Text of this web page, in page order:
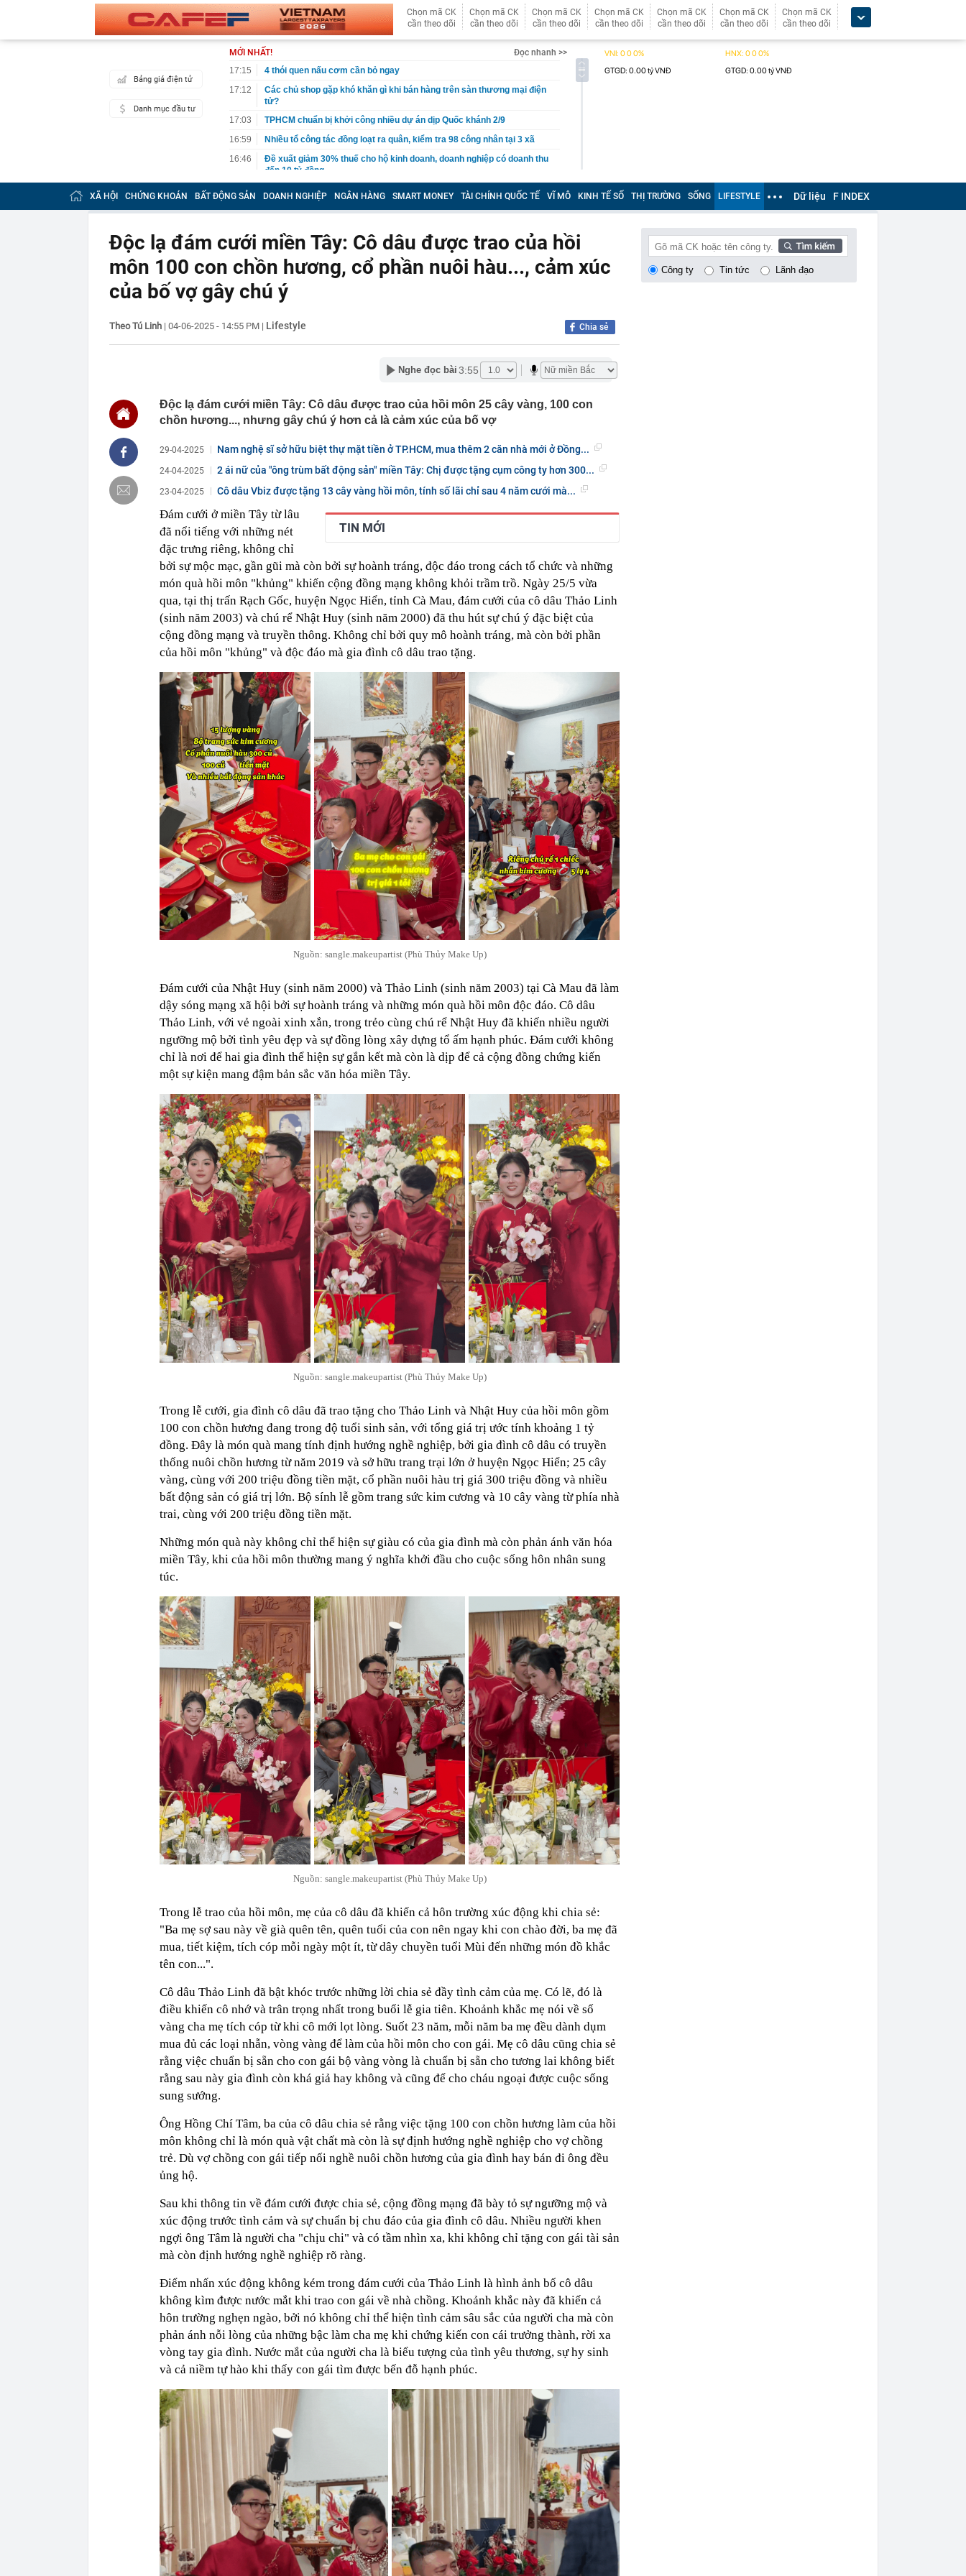
Chọn mã CK
cần theo dõi
Chọn mã CK
cần theo dõi
Chọn mã CK
cần theo dõi
Chọn mã CK
cần theo dõi
Chọn mã CK
cần theo dõi
Chọn mã CK
cần theo dõi
Chọn mã CK
cần theo dõi
Bảng giá điện tử
Danh mục đầu tư
MỚI NHẤT!
Đọc nhanh >>
17:15
4 thói quen nấu cơm cần bỏ ngay
17:12
Các chủ shop gặp khó khăn gì khi bán hàng trên sàn thương mại điện
tử?
17:03
TPHCM chuẩn bị khởi công nhiều dự án dịp Quốc khánh 2/9
16:59
Nhiều tổ công tác đồng loạt ra quân, kiểm tra 98 công nhân tại 3 xã
16:46
Đề xuất giảm 30% thuế cho hộ kinh doanh, doanh nghiệp có doanh thu
đến 10 tỷ đồng
16:42
Tịch thu 39 thỏi vàng trị giá 29 tỷ đồng buôn lậu qua biên giới bằng xe
máy
cánh
16:40
Cắm loạt cọc thép sâu 136 mét giữa biển, hoàn thành công trình cao
bằng tòa nhà 110 tầng chưa từng có trên thế giới
9 trụ cầu Hồng Hà dần lộ diện giữa sông Hồng
16:32
Đề xuất giảm 30% thuế cho hộ kinh doanh, doanh nghiệp thu dưới 10
16:30
Vì sao ghế nhựa thường có lỗ tròn ở giữa?
Sau ngày 31/8, một ngân hàng có thể từ chối giao dịch rút/chuyển tiền
16:24
"Tình hình vô cùng phức tạp": Nga đổi chiến thuật, đánh vào "huyết
mạch" của Ukraine
16:22
Honda PCX160 2027 trình làng với màn hình TFT và HSTC, đe dọa ngôi
Một chủ tịch giữ lời, mua hết lượng cổ phiếu đã đăng ký
16:15
Tình hình hiện tại của tuyến cáp treo lên thẳng nơi được mệnh danh
"lạnh nhất Việt Nam": Khi nào đón khách?
16:13
Lừa cho thuê nhà đã được ngân hàng bán đấu giá, một chủ tịch HĐQT
công ty bị bắt
16:12
Cổ phiếu DN nhà nước GVR, BCM, GAS... đồng loạt tăng trần: Điều gì
đã xảy ra?
XÃ HỘI CHỨNG KHOÁN BẤT ĐỘNG SẢN DOANH NGHIỆP NGÂN HÀNG SMART MONEY TÀI CHÍNH QUỐC TẾ VĨ MÔ KINH TẾ SỐ THỊ TRƯỜNG SỐNG LIFESTYLE Dữ liệu F INDEX
Độc lạ đám cưới miền Tây: Cô dâu được trao của hồi
môn 100 con chồn hương, cổ phần nuôi hàu..., cảm xúc
của bố vợ gây chú ý
Theo Tú Linh | 04-06-2025 - 14:55 PM | Lifestyle Chia sẻ
Nghe đọc bài 3:55
Độc lạ đám cưới miền Tây: Cô dâu được trao của hồi môn 25 cây vàng, 100 con
chồn hương..., nhưng gây chú ý hơn cả là cảm xúc của bố vợ
29-04-2025 Nam nghệ sĩ sở hữu biệt thự mặt tiền ở TP.HCM, mua thêm 2 căn nhà mới ở Đồng...
24-04-2025 2 ái nữ của "ông trùm bất động sản" miền Tây: Chị được tặng cụm công ty hơn 300...
23-04-2025 Cô dâu Vbiz được tặng 13 cây vàng hồi môn, tính số lãi chỉ sau 4 năm cưới mà...
TIN MỚI
Đám cưới ở miền Tây từ lâu
đã nổi tiếng với những nét
đặc trưng riêng, không chỉ
bởi sự mộc mạc, gần gũi mà còn bởi sự hoành tráng, độc đáo trong cách tổ chức và những
món quà hồi môn "khủng" khiến cộng đồng mạng không khỏi trầm trồ. Ngày 25/5 vừa
qua, tại thị trấn Rạch Gốc, huyện Ngọc Hiển, tỉnh Cà Mau, đám cưới của cô dâu Thảo Linh
(sinh năm 2003) và chú rể Nhật Huy (sinh năm 2000) đã thu hút sự chú ý đặc biệt của
cộng đồng mạng và truyền thông. Không chỉ bởi quy mô hoành tráng, mà còn bởi phần
của hồi môn "khủng" và độc đáo mà gia đình cô dâu trao tặng.
Nguồn: sangle.makeupartist (Phù Thủy Make Up)
Đám cưới của Nhật Huy (sinh năm 2000) và Thảo Linh (sinh năm 2003) tại Cà Mau đã làm
dậy sóng mạng xã hội bởi sự hoành tráng và những món quà hồi môn độc đáo. Cô dâu
Thảo Linh, với vẻ ngoài xinh xắn, trong trẻo cùng chú rể Nhật Huy đã khiến nhiều người
ngưỡng mộ bởi tình yêu đẹp và sự đồng lòng xây dựng tổ ấm hạnh phúc. Đám cưới không
chỉ là nơi để hai gia đình thể hiện sự gắn kết mà còn là dịp để cả cộng đồng chứng kiến
một sự kiện mang đậm bản sắc văn hóa miền Tây.
Nguồn: sangle.makeupartist (Phù Thủy Make Up)
Trong lễ cưới, gia đình cô dâu đã trao tặng cho Thảo Linh và Nhật Huy của hồi môn gồm
100 con chồn hương đang trong độ tuổi sinh sản, với tổng giá trị ước tính khoảng 1 tỷ
đồng. Đây là món quà mang tính định hướng nghề nghiệp, bởi gia đình cô dâu có truyền
thống nuôi chồn hương từ năm 2019 và sở hữu trang trại lớn ở huyện Ngọc Hiển; 25 cây
vàng, cùng với 200 triệu đồng tiền mặt, cổ phần nuôi hàu trị giá 300 triệu đồng và nhiều
bất động sản có giá trị lớn. Bộ sính lễ gồm trang sức kim cương và 10 cây vàng từ phía nhà
trai, cùng với 200 triệu đồng tiền mặt.
Những món quà này không chỉ thể hiện sự giàu có của gia đình mà còn phản ánh văn hóa
miền Tây, khi của hồi môn thường mang ý nghĩa khởi đầu cho cuộc sống hôn nhân sung
túc.
Nguồn: sangle.makeupartist (Phù Thủy Make Up)
Trong lễ trao của hồi môn, mẹ của cô dâu đã khiến cả hôn trường xúc động khi chia sẻ:
"Ba mẹ sợ sau này về già quên tên, quên tuổi của con nên ngay khi con chào đời, ba mẹ đã
mua, tiết kiệm, tích cóp mỗi ngày một ít, từ dây chuyền tuổi Mùi đến những món đồ khắc
tên con...".
Cô dâu Thảo Linh đã bật khóc trước những lời chia sẻ đầy tình cảm của mẹ. Có lẽ, đó là
điều khiến cô nhớ và trân trọng nhất trong buổi lễ gia tiên. Khoảnh khắc mẹ nói về số
vàng cha mẹ tích cóp từ khi cô mới lọt lòng. Suốt 23 năm, mỗi năm ba mẹ đều dành dụm
mua đủ các loại nhẫn, vòng vàng để làm của hồi môn cho con gái. Mẹ cô dâu cũng chia sẻ
rằng việc chuẩn bị sẵn cho con gái bộ vàng vòng là chuẩn bị sẵn cho tương lai không biết
rằng sau này gia đình còn khá giả hay không và cũng để cho cháu ngoại được cuộc sống
sung sướng.
Ông Hồng Chí Tâm, ba của cô dâu chia sẻ rằng việc tặng 100 con chồn hương làm của hồi
môn không chỉ là món quà vật chất mà còn là sự định hướng nghề nghiệp cho vợ chồng
trẻ. Dù vợ chồng con gái tiếp nối nghề nuôi chồn hương của gia đình hay bán đi ông đều
ủng hộ.
Sau khi thông tin về đám cưới được chia sẻ, cộng đồng mạng đã bày tỏ sự ngưỡng mộ và
xúc động trước tình cảm và sự chuẩn bị chu đáo của gia đình cô dâu. Nhiều người khen
ngợi ông Tâm là người cha "chịu chi" và có tầm nhìn xa, khi không chỉ tặng con gái tài sản
mà còn định hướng nghề nghiệp rõ ràng.
Điểm nhấn xúc động không kém trong đám cưới của Thảo Linh là hình ảnh bố cô dâu
không kìm được nước mắt khi trao con gái về nhà chồng. Khoảnh khắc này đã khiến cả
hôn trường nghẹn ngào, bởi nó không chỉ thể hiện tình cảm sâu sắc của người cha mà còn
phản ánh nỗi lòng của những bậc làm cha mẹ khi chứng kiến con cái trưởng thành, rời xa
vòng tay gia đình. Nước mắt của người cha là biểu tượng của tình yêu thương, sự hy sinh
và cả niềm tự hào khi thấy con gái tìm được bến đỗ hạnh phúc.
Công ty Tin tức Lãnh đạo